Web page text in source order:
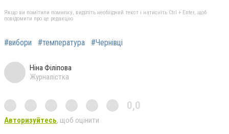
Якщо ви помітили помилку, виділіть необхідний текст і натисніть Ctrl + Enter, щоб
повідомити про це редакцію
#вибори #температура #Чернівці
Ніна Філіпова
Журналістка
0,0
Авторизуйтесь, щоб оцінити